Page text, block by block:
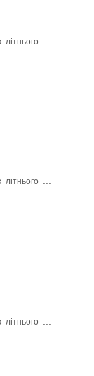
взуття
взуття
взуття